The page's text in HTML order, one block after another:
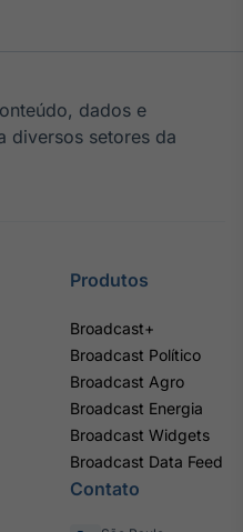
dados e
diversos setores da
Produtos
Broadcast+
Broadcast Político
Broadcast Agro
Broadcast Energia
Broadcast Widgets
Broadcast Data Feed
Contato